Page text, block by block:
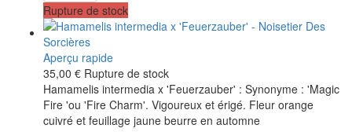
Rupture de stock
Aperçu rapide
35,00 € Rupture de stock
Hamamelis intermedia x 'Feuerzauber' : Synonyme : 'Magic
Fire 'ou 'Fire Charm'. Vigoureux et érigé. Fleur orange
cuivré et feuillage jaune beurre en automne